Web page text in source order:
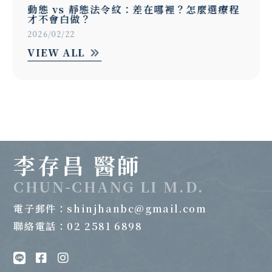
動態 vs 靜態法令紋：差在哪裡？怎麼選療程
才不會白做？
2026/02/22
VIEW ALL
李存昌 醫師
CHUN-CHANG LI M.D.
電子郵件： shinjhanbc@gmail.com
聯絡電話：02 2581 6898